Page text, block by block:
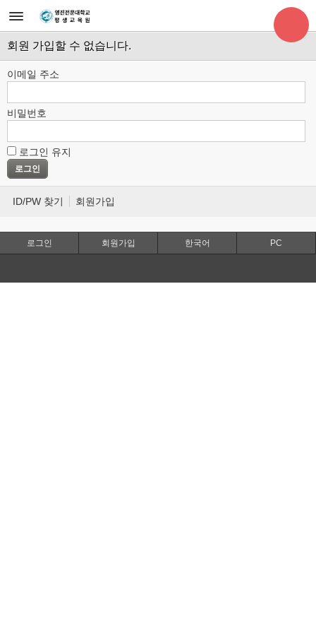
회원 가입할 수 없습니다.
이메일 주소
비밀번호
로그인 유지
ID/PW 찾기 회원가입
로그인 회원가입 한국어 PC